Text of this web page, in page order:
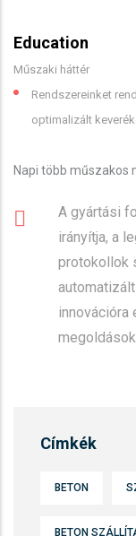
Education
Műszaki háttér
Rendszereinket
optimalizált
Napi több műszakos
A gyártási
irányítja, a
protokollok
innovációra
Címkék
BETON
BETON